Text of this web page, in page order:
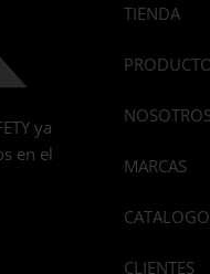
ya
en el
TIENDA
MARCAS
CATALOGO
CLIENTES